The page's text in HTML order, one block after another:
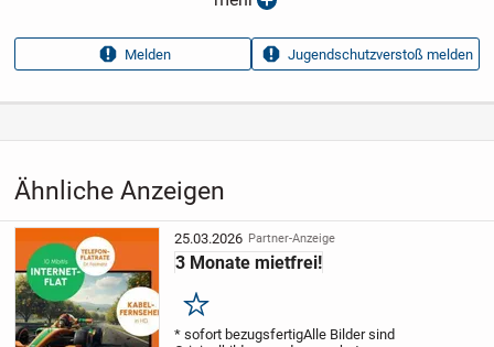
Ähnliche Anzeigen
25.03.2026 Partner-Anzeige
3 Monate mietfrei!
Merken
* sofort bezugsfertigAlle Bilder sind
Anzeigen­datum
28.07.2026
Anzeigen­kennung
c3fbf730
Aufrufe dieser
3856
Kategorie Immobilien
Melden Jugendschutzverstoß melden